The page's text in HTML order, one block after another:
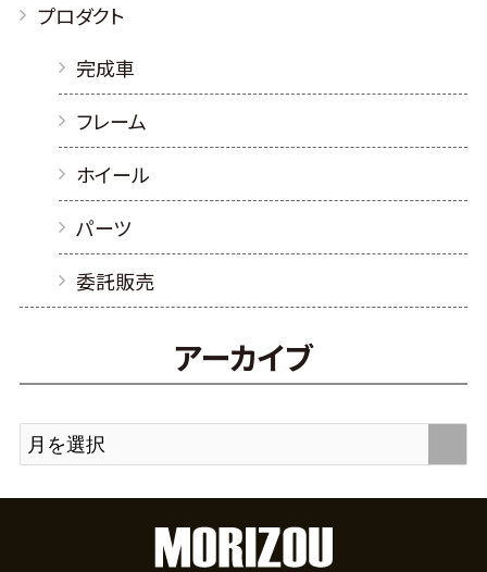
プロダクト
完成車
フレーム
ホイール
パーツ
委託販売
アーカイブ